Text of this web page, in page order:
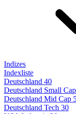
Indizes
Indexliste
Deutschland 40
Deutschland Small
Deutschland Mid Cap
Deutschland Tech 30